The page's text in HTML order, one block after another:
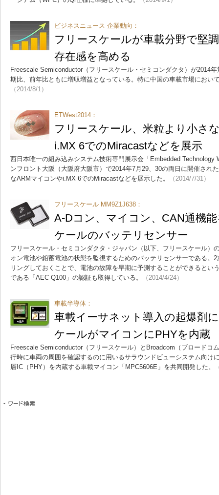
ビジネスニュース 企業動向：
フリースケールが車載分野で堅
存在感を高める
Freescale Semiconductor（フリースケール・セミコンダクタ）が2014
期比、前年比ともに増収増益となっている。特に中国の車載市場におい
（2014/8/1）
ETWest2014：
フリースケール、米粒より小さ
i.MX 6でのMiracastなどを展示
西日本唯一の組み込みシステム技術専門展示会「Embedded Technology
ンフロント大阪（大阪府大阪市）で2014年7月29、30の両日に開催され
なARMマイコンやi.MX 6でのMiracastなどを展示した。
（2014/7/31）
フリースケール MM9Z1J638：
A-Dコン、マイコン、CAN通機
ケールのバッテリセンサー
フリースケール・セミコンダクタ・ジャパン（以下、フリースケール）
オン電池や鉛蓄電池の状態を監視するためのバッテリセンサーである。
リングしておくことで、電池の故障を早期に予測することができるとい
である「AEC-Q100」の認証も取得している。
（2014/4/24）
車載半導体：
車載イーサネット導入の起爆剤
ケールがマイコンにPHYを内蔵
Freescale Semiconductor（フリースケール）とBroadcom（ブロードコ
行時に車両の周囲を確認するのに用いるサラウンドビューシステム向け
層IC（PHY）を内蔵する車載マイコン「MPC5606E」を共同開発した。